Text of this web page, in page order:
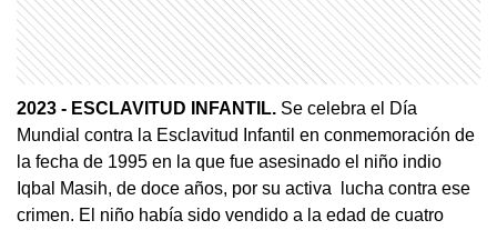
2023 - ESCLAVITUD INFANTIL. Se celebra el Día
Mundial contra la Esclavitud Infantil en conmemoración de
la fecha de 1995 en la que fue asesinado el niño indio
Iqbal Masih, de doce años, por su activa lucha contra ese
crimen. El niño había sido vendido a la edad de cuatro